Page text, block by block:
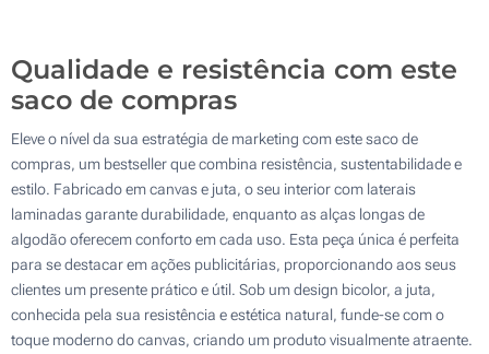
Qualidade e resistência com este
saco de compras
Eleve o nível da sua estratégia de marketing com este saco de
compras, um bestseller que combina resistência, sustentabilidade e
estilo. Fabricado em canvas e juta, o seu interior com laterais
laminadas garante durabilidade, enquanto as alças longas de
algodão oferecem conforto em cada uso. Esta peça única é perfeita
para se destacar em ações publicitárias, proporcionando aos seus
clientes um presente prático e útil. Sob um design bicolor, a juta,
conhecida pela sua resistência e estética natural, funde-se com o
toque moderno do canvas, criando um produto visualmente atraente.